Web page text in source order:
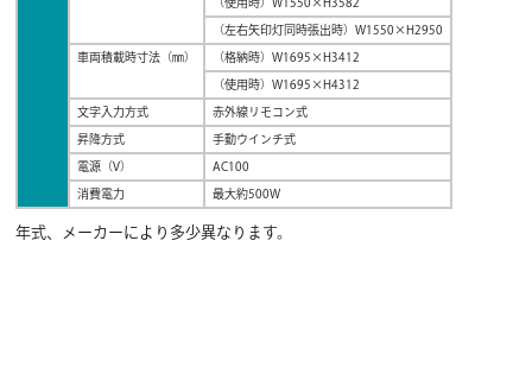
（使用時）W1550×H3582
（左右矢印灯同時張出時）W1550×H2950
車両積載時寸法（㎜） （格納時）W1695×H3412
（使用時）W1695×H4312
文字入力方式 赤外線リモコン式
昇降方式 手動ウインチ式
電源（V） AC100
消費電力 最大約500W
年式、メーカーにより多少異なります。